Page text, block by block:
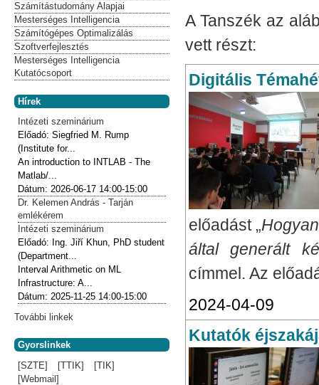
A Tanszék az
vett részt:
Digitális
előadást „
által generált
címmel. Az
2024-04-09
Kutatók
Számítástudomány Alapjai
Mesterséges Intelligencia
Számítógépes Optimalizálás
Szoftverfejlesztés
Mesterséges Intelligencia
Kutatócsoport
Hírek
Intézeti szeminárium
Előadó:Siegfried M. Rump
(Institute for...
An introduction to INTLAB - The
Matlab/...
Dátum:2026-06-17 14:00-15:00
Dr. Kelemen András - Tarján
emlékérem
Intézeti szeminárium
Előadó: Ing. Jiří Khun, PhD student
(Department...
Interval Arithmetic on ML
Infrastructure: A...
Dátum:2025-11-25 14:00-15:00
További linkek
Gyorslinkek
[SZTE]
[TTIK]
[TIK]
[Webmail]